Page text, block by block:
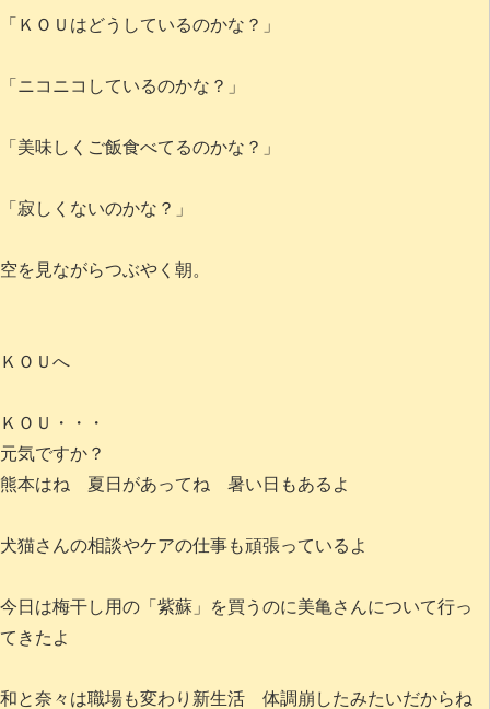
「ＫＯＵはどうしているのかな？」
「ニコニコしているのかな？」
「美味しくご飯食べてるのかな？」
「寂しくないのかな？」
空を見ながらつぶやく朝。
ＫＯＵへ
ＫＯＵ・・・
元気ですか？
熊本はね 夏日があってね 暑い日もあるよ
犬猫さんの相談やケアの仕事も頑張っているよ
今日は梅干し用の「紫蘇」を買うのに美亀さんについて行っ
てきたよ
和と奈々は職場も変わり新生活 体調崩したみたいだからね